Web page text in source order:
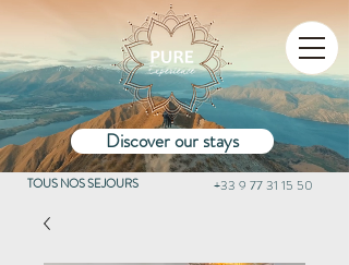
Discover our stays
+33 9 77 31 15 50
TOUS NOS SEJOURS